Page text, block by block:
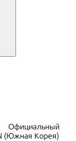
Официальный
(Южная Корея)